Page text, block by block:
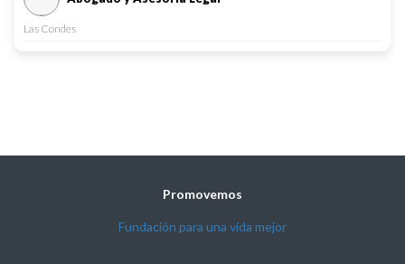
Las Condes
Promovemos
Fundación para una vida mejor